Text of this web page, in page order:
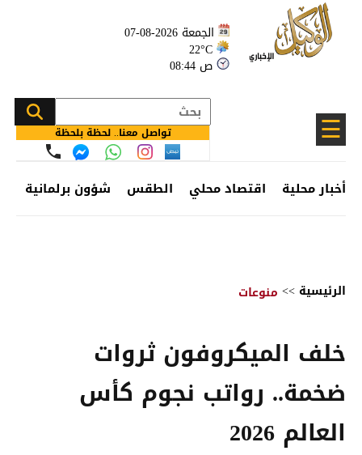
الجمعة 2026-08-07
22°C
08:44 ص
☰ تواصل معنا.. لحظة بلحظة
أخبار محلية اقتصاد محلي الطقس شؤون برلمانية
الرئيسية >> منوعات
خلف الميكروفون ثروات
ضخمة.. رواتب نجوم كأس
العالم 2026